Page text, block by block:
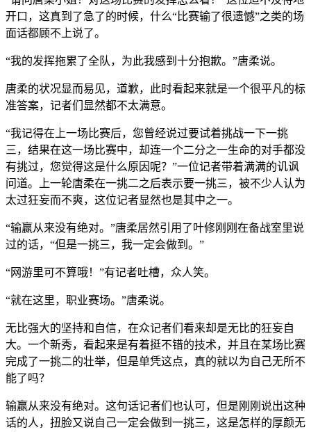
开口，这真到了急了的时候，什么“比赛输了很遗憾”之类的场
面话都顾不上说了。
“我的发挥拖累了全队，为此我感到十分抱歉。”唐柔说。
唐柔的状况显而易见，道歉，此时看起来就是一个很平凡的标
准答案，记者们显然都不太满意。
“我记得在上一场比赛后，您曾经说过要试着挑战一下一挑
三，结果在这一场比赛中，却连一个二分之一生命的对手都没
有挑过，您觉得这是什么原因呢？”一位记者带着满满的讥讽
问道。上一轮唐柔在一挑二之后表示要一挑三，被不少人认为
太过狂妄而不爽，这位记者显然也是其中之一。
“输赢从来没有绝对。”唐柔居然引用了叶修刚刚在备战室里说
过的话，“但是一挑三，我一定会做到。”
“网游里可不算哦！”有记者吐槽，众人笑。
“就在这里，职业赛场。”唐柔说。
无比强大的坚持和自信，在众记者们看来却是无比的狂妄自
大。一个新秀，看起来是有着挺不错的技术，并且在某场比赛
完成了一挑二的壮举，但是单凭这点，真的就以为自己无所不
能了吗？
输赢从来没有绝对。这句话记者们也认可，但是刚刚说出这种
话的人，扭脸又说自己一定会做到一挑三，这是怎样的厚颜无